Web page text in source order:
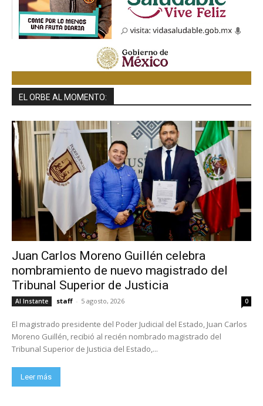
EL ORBE AL MOMENTO:
Juan Carlos Moreno Guillén celebra
nombramiento de nuevo magistrado del
Tribunal Superior de Justicia
Al Instante staff - 5 agosto, 2026 0
El magistrado presidente del Poder Judicial del Estado, Juan Carlos
Moreno Guillén, recibió al recién nombrado magistrado del
Tribunal Superior de Justicia del Estado,...
Leer más